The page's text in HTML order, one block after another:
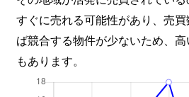
すぐに売れる可能性があり、売
ば競合する物件が少ないため、
もあります。